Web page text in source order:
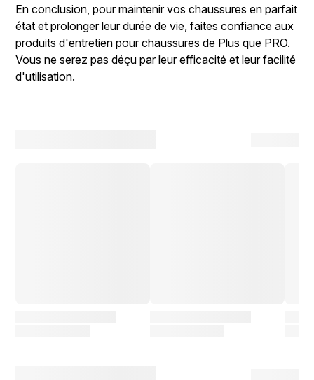
En conclusion, pour maintenir vos chaussures en parfait
état et prolonger leur durée de vie, faites confiance aux
produits d'entretien pour chaussures de Plus que PRO.
Vous ne serez pas déçu par leur efficacité et leur facilité
d'utilisation.